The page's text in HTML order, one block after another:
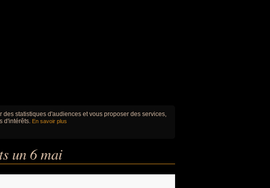
statistiques d'audiences et vous proposer des services,
d'intérêts. En savoir plus
un 6 mai